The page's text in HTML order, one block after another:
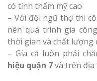
có tính thẩm mỹ cao
– Với đội ngũ thợ thi
nên quá trình gia
thời gian và chất lượng
– Gía cả luôn phải
hiệu quận 7và trên địa